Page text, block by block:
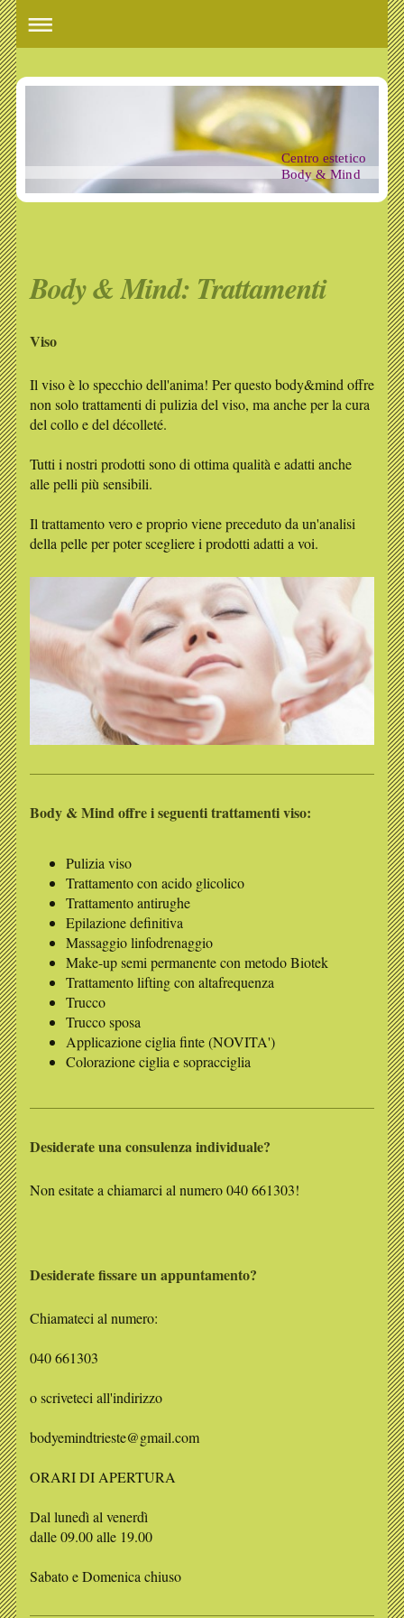
Centro estetico
Body & Mind
Body & Mind: Trattamenti
Viso
Il viso è lo specchio dell'anima! Per questo body&mind offre
non solo trattamenti di pulizia del viso, ma anche per la cura
del collo e del décolleté.
Tutti i nostri prodotti sono di ottima qualità e adatti anche
alle pelli più sensibili.
Il trattamento vero e proprio viene preceduto da un'analisi
della pelle per poter scegliere i prodotti adatti a voi.
Body & Mind offre i seguenti trattamenti viso:
Pulizia viso
Trattamento con acido glicolico
Trattamento antirughe
Epilazione definitiva
Massaggio linfodrenaggio
Make-up semi permanente con metodo Biotek
Trattamento lifting con altafrequenza
Trucco
Trucco sposa
Applicazione ciglia finte (NOVITA')
Colorazione ciglia e sopracciglia
Desiderate una consulenza individuale?
Non esitate a chiamarci al numero 040 661303!
Desiderate fissare un appuntamento?
Chiamateci al numero:
040 661303
o scriveteci all'indirizzo
bodyemindtrieste@gmail.com
ORARI DI APERTURA
Dal lunedì al venerdì
dalle 09.00 alle 19.00
Sabato e Domenica chiuso